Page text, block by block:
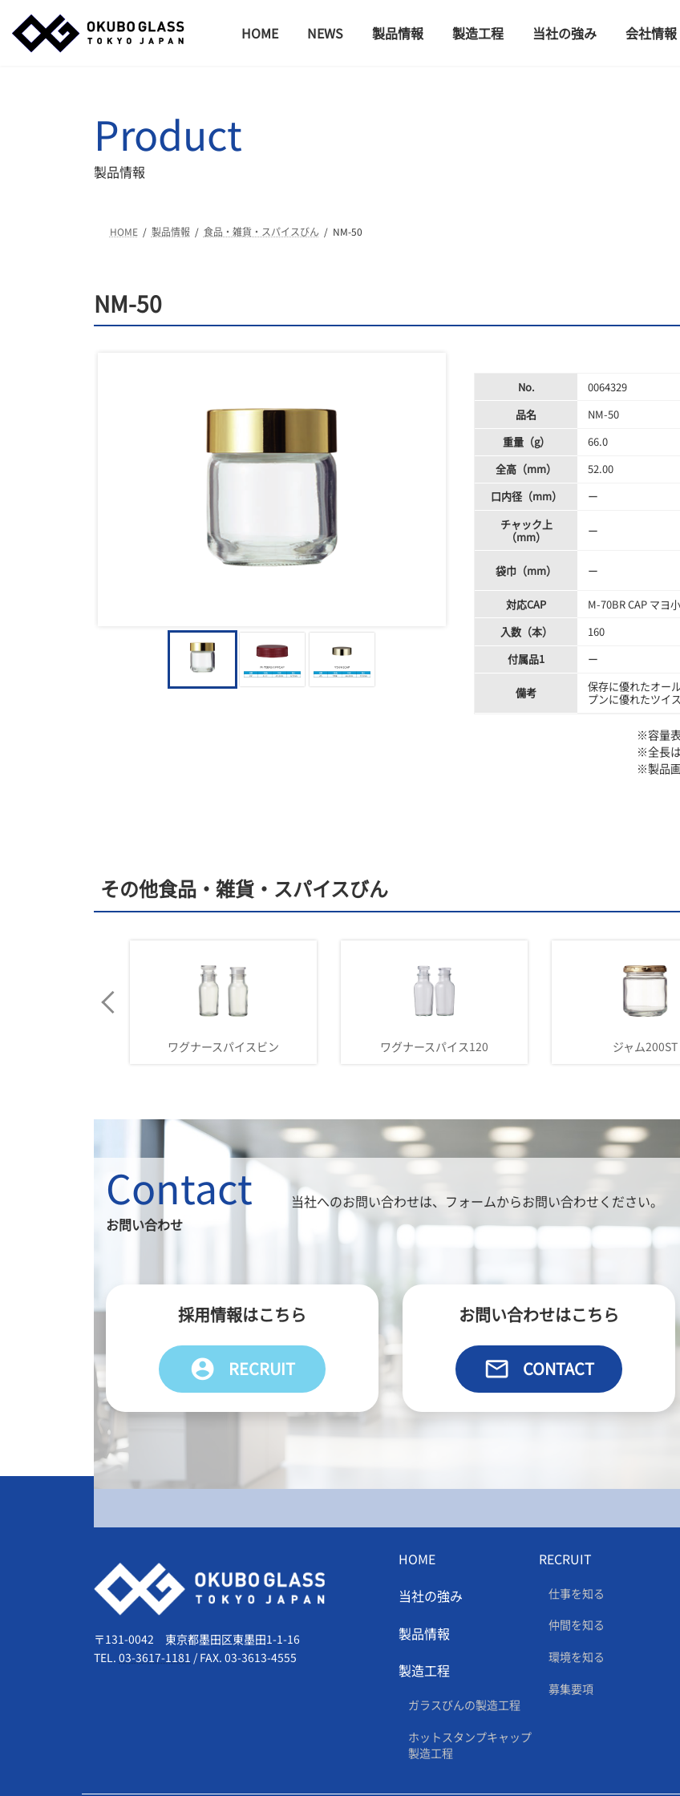
HOME NEWS 製品情報 製造工程 当社の強み 会社情報
製品情報
Product
HOME 製品情報 食品・雑貨・スパイスびん NM-50
NM-50
No. 0064329
品名
NM-50
重量（g）
66.0
全高（mm）
52.00
口内径（mm）
ー
チャック上
（mm）
ー
袋巾（mm） ー
対応CAP
M-70BR CAP マヨ
入数（本）
160
付属品1
ー
備考
保存に優れたオー
プンに優れたツイ
※容量
※全長
※製品
その他食品・雑貨・スパイスびん
ワグナースパイスビン ワグナースパイス120 ジャム200ST
お問い合わせ
Contact 当社へのお問い合わせは、 フォームからお問い合わせください。
採用情報はこちら
account_circle RECRUIT
お問い合わせはこちら
email CONTACT
会社情報
〒131-0042 東京都墨田区東墨田1-1-16
TEL. 03-3617-1181 / FAX. 03-3613-4555
HOME
当社の強み
製品情報
製造工程
ガラスびんの製造工程
ホットスタンプキャップ
製造工程
RECRUIT
仕事を知る
仲間を知る
環境を知る
募集要項